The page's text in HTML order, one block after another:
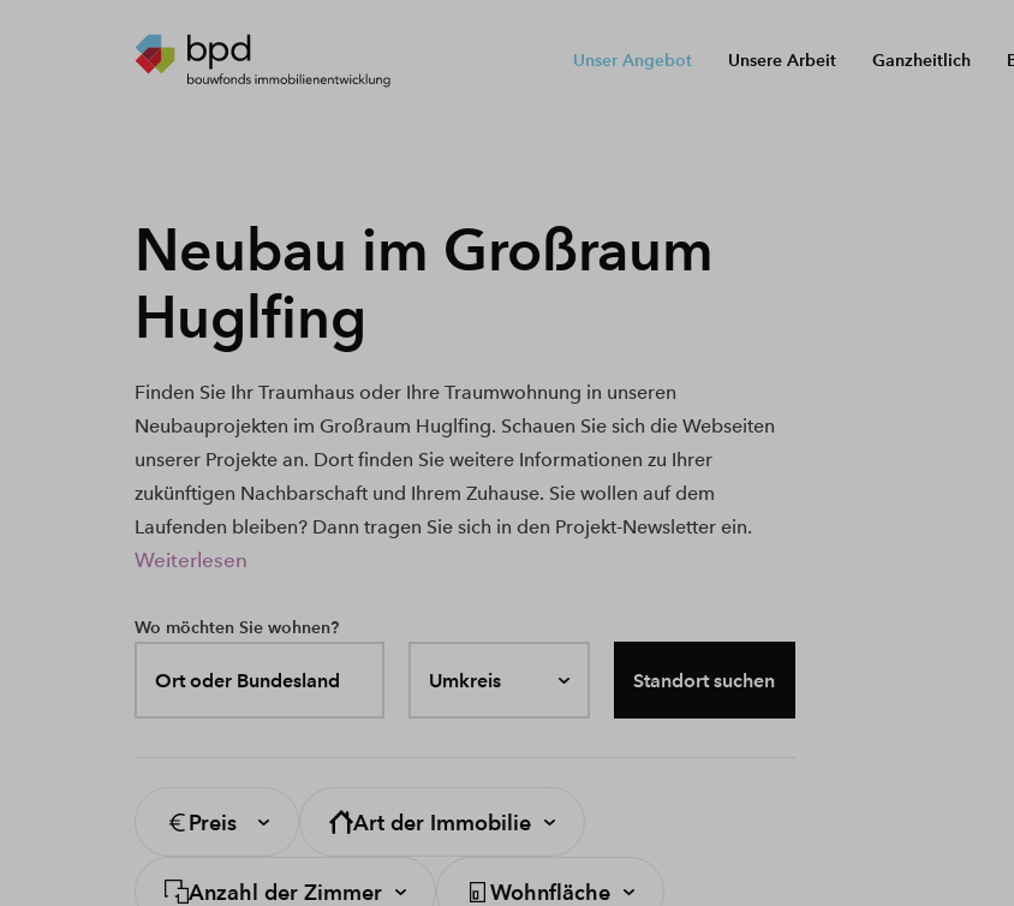
Unser Angebot Unsere Arbeit Ganzheitlich
Neubau im Großraum
Huglfing
Finden Sie Ihr Traumhaus oder Ihre Traumwohnung in unseren
Neubauprojekten im Großraum Huglfing. Schauen Sie sich die Webseiten
unserer Projekte an. Dort finden Sie weitere Informationen zu Ihrer
zukünftigen Nachbarschaft und Ihrem Zuhause. Sie wollen auf dem
Laufenden bleiben? Dann tragen Sie sich in den Projekt-Newsletter ein.
Weiterlesen
Wo möchten Sie wohnen?
Ort oder Bundesland Umkreis Standort suchen
Preis Art der Immobilie
Anzahl der Zimmer Wohnfläche